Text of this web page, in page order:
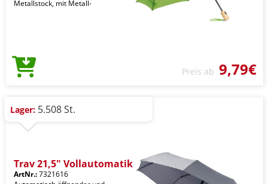
Metallstock, mit Metall-
Preis ab 9,79€
Lager: 5.508 St.
Trav 21,5" Vollautomatik
ArtNr.:7321616